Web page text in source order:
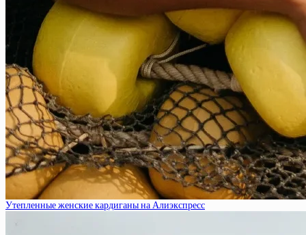
Утепленные женские кардиганы на Алиэкспресс